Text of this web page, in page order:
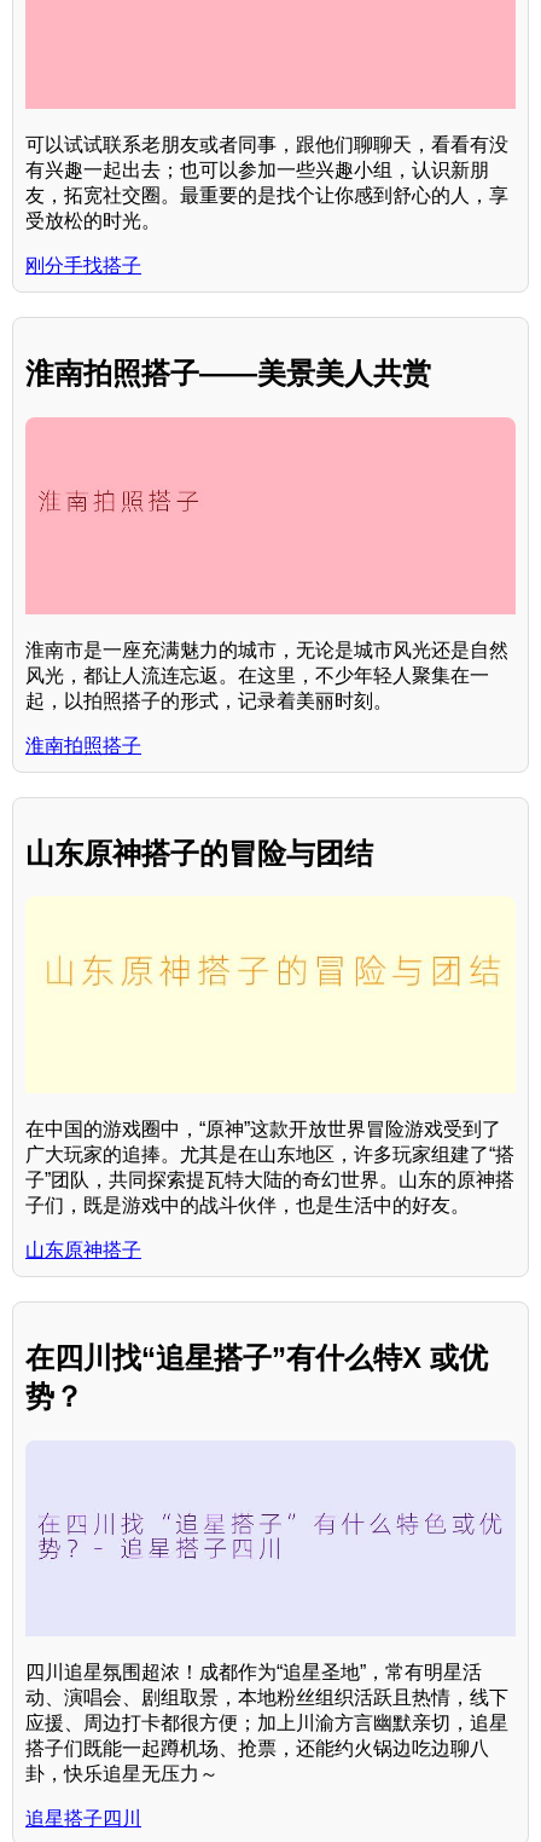
可以试试联系老朋友或者同事，跟他们聊聊天，看看有没
有兴趣一起出去；也可以参加一些兴趣小组，认识新朋
友，拓宽社交圈。最重要的是找个让你感到舒心的人，享
受放松的时光。
刚分手找搭子
淮南拍照搭子——美景美人共赏
淮南市是一座充满魅力的城市，无论是城市风光还是自然
风光，都让人流连忘返。在这里，不少年轻人聚集在一
起，以拍照搭子的形式，记录着美丽时刻。
淮南拍照搭子
山东原神搭子的冒险与团结
在中国的游戏圈中，“原神”这款开放世界冒险游戏受到了
广大玩家的追捧。尤其是在山东地区，许多玩家组建了“搭
子”团队，共同探索提瓦特大陆的奇幻世界。山东的原神搭
子们，既是游戏中的战斗伙伴，也是生活中的好友。
山东原神搭子
在四川找“追星搭子”有什么特X 或优
势？
四川追星氛围超浓！成都作为“追星圣地”，常有明星活
动、演唱会、剧组取景，本地粉丝组织活跃且热情，线下
应援、周边打卡都很方便；加上川渝方言幽默亲切，追星
搭子们既能一起蹲机场、抢票，还能约火锅边吃边聊八
卦，快乐追星无压力～
追星搭子四川